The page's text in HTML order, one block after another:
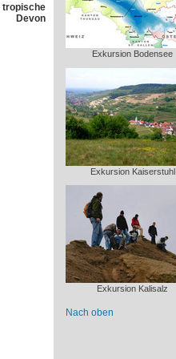
tropische
Devon
Exkursion Bodensee
Exkursion Kaiserstuhl
Exkursion Kalisalz
Nach oben